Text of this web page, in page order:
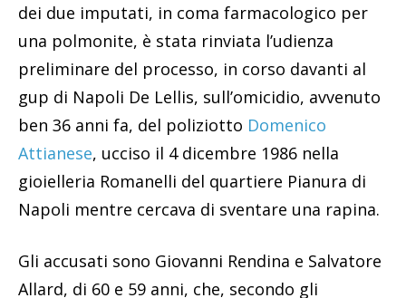
dei due imputati, in coma farmacologico per
una polmonite, è stata rinviata l’udienza
preliminare del processo, in corso davanti al
gup di Napoli De Lellis, sull’omicidio, avvenuto
ben 36 anni fa, del poliziotto Domenico
Attianese, ucciso il 4 dicembre 1986 nella
gioielleria Romanelli del quartiere Pianura di
Napoli mentre cercava di sventare una rapina.
Gli accusati sono Giovanni Rendina e Salvatore
Allard, di 60 e 59 anni, che, secondo gli